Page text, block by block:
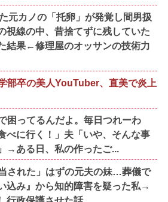
元カノの「托卵」が発覚し間男扱
視線の中、昔捨てずに残していた
結果←修理屋のオッサンの技術力
部卒の美人YouTuber、直美で炎上
困ってるんだよ。毎日つれーわ
べに行く！」夫「いや、そんな事
→ある日、私の作ったご...
された」はずの元夫の妹…葬儀で
込み』から知的障害を疑った私→